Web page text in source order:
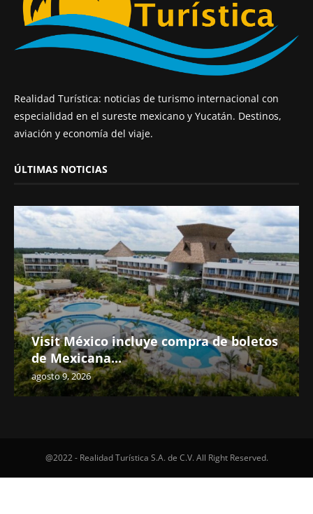
Realidad Turística: noticias de turismo internacional con
especialidad en el sureste mexicano y Yucatán. Destinos,
aviación y economía del viaje.
ÚLTIMAS NOTICIAS
Visit México incluye compra de boletos
de Mexicana...
agosto 9, 2026
@2022 - Realidad Turística S.A. de C.V. All Right Reserved.